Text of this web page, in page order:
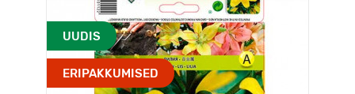
UUDIS
ERIPAKKUMISED